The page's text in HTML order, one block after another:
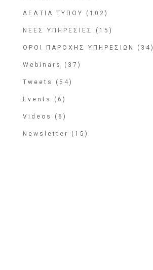
ΔΕΛΤΙΑ ΤΥΠΟΥ (102)
ΝΕΕΣ ΥΠΗΡΕΣΙΕΣ (15)
ΟΡΟΙ ΠΑΡΟΧΗΣ ΥΠΗΡΕΣΙΩΝ (34)
Webinars (37)
Tweets (54)
Events (6)
Videos (6)
Newsletter (15)